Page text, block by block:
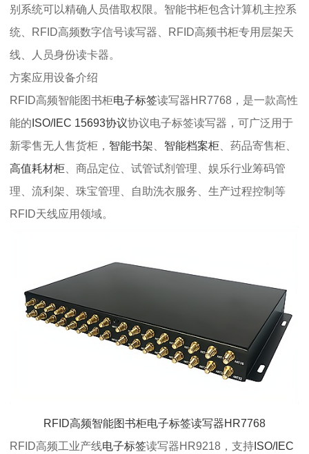
别系统可以精确人员借取权限。智能书柜包含计算机主控系
统、RFID高频数字信号读写器、RFID高频书柜专用层架天
线、人员身份读卡器。
方案应用设备介绍
RFID高频智能图书柜电子标签读写器HR7768，是一款高性
能的 ISO/IEC 15693协议协议电子标签读写器，可广泛用于
新零售无人售货柜， 智能书架 智能档案柜 、药品寄售柜、
高值耗材柜 、商品定位、试管试剂管理、娱乐行业筹码管
理、流利架、珠宝管理、自助洗衣服务、生产过程控制等
RFID天线应用领域。
RFID高频智能图书柜电子标签读写器HR7768
RFID高频工业产线电子标签读写器HR9218，支持 ISO/IEC